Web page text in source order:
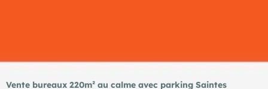
Vente bureaux 220m² au calme avec parking Saintes